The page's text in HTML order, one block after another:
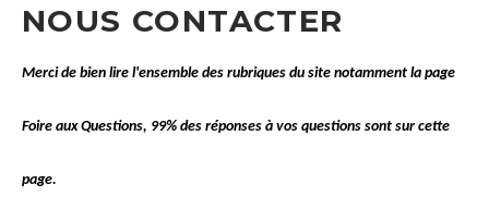
NOUS CONTACTER
Merci de bien lire l'ensemble des rubriques du site notamment la page
Foire aux Questions, 99% des réponses à vos questions sont sur cette
page.